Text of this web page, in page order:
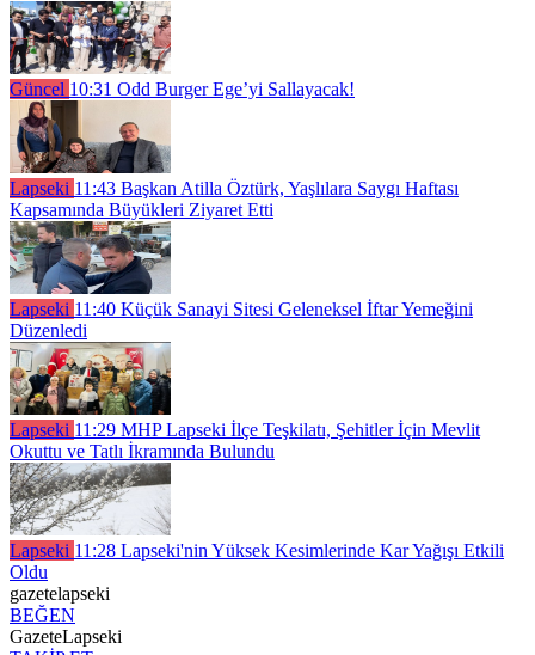
Güncel 10:31 Odd Burger Ege’yi Sallayacak!
Lapseki 11:43 Başkan Atilla Öztürk, Yaşlılara Saygı Haftası
Kapsamında Büyükleri Ziyaret Etti
Lapseki 11:40 Küçük Sanayi Sitesi Geleneksel İftar Yemeğini
Düzenledi
Lapseki 11:29 MHP Lapseki İlçe Teşkilatı, Şehitler İçin Mevlit
Okuttu ve Tatlı İkramında Bulundu
Lapseki 11:28 Lapseki'nin Yüksek Kesimlerinde Kar Yağışı Etkili
Oldu
gazetelapseki
BEĞEN
GazeteLapseki